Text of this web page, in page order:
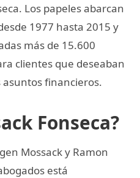
Los papeles abarcan
1977 hasta 2015 y
más de 15.600
clientes que deseaban
financieros.
Fonseca?
Mossack y Ramon
está